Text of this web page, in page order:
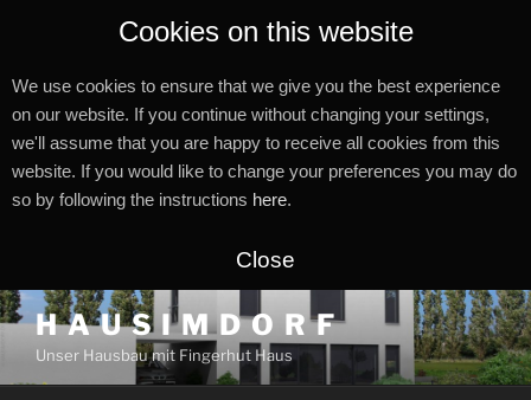
Cookies on this website
We use cookies to ensure that we give you the best experience
on our website. If you continue without changing your settings,
we'll assume that you are happy to receive all cookies from this
website. If you would like to change your preferences you may do
so by following the instructions here.
Close
Zum
Inhalt
springen
H A U S I M D O R F
Unser Hausbau mit Fingerhut Haus